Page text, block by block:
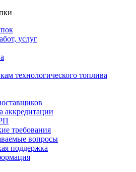
услуг
технологического топлива
аккредитации
требования
вопросы
поддержка